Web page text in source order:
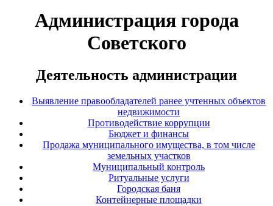
Администрация города
Советского
Деятельность администрации
Выявление правообладателей ранее учтенных объектов
недвижимости
Противодействие коррупции
Бюджет и финансы
Продажа муниципального имущества, в том числе
земельных участков
Муниципальный контроль
Ритуальные услуги
Городская баня
Контейнерные площадки